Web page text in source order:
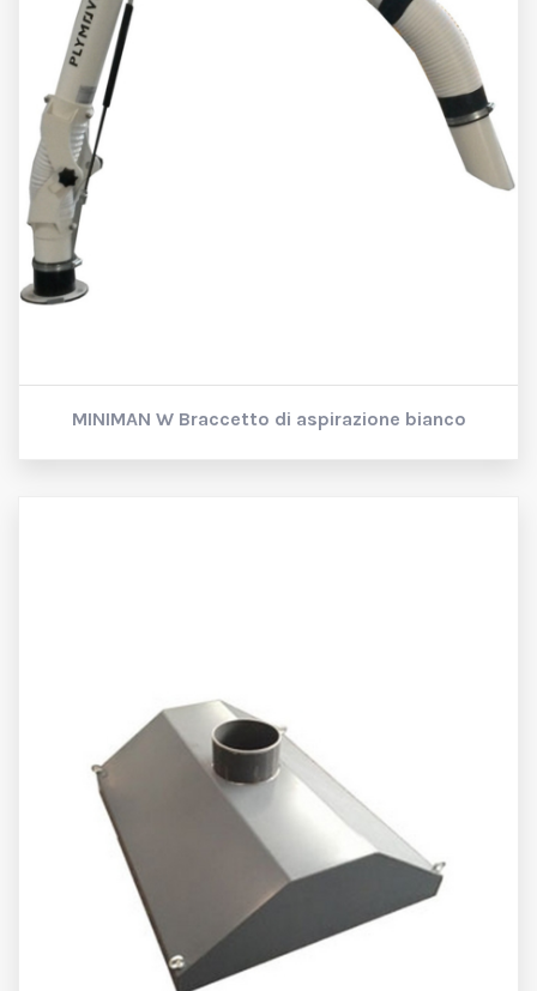
MINIMAN W Braccetto di aspirazione bianco